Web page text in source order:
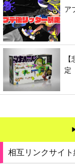
ア
定
相互リンクサイト